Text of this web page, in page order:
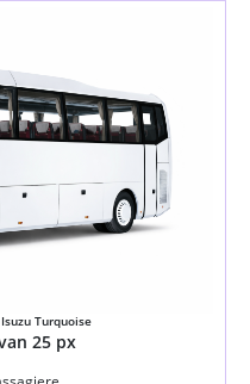
Turquoise
25 px